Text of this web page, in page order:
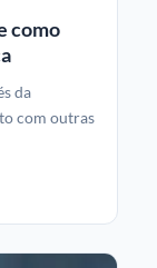
como
da
com outras